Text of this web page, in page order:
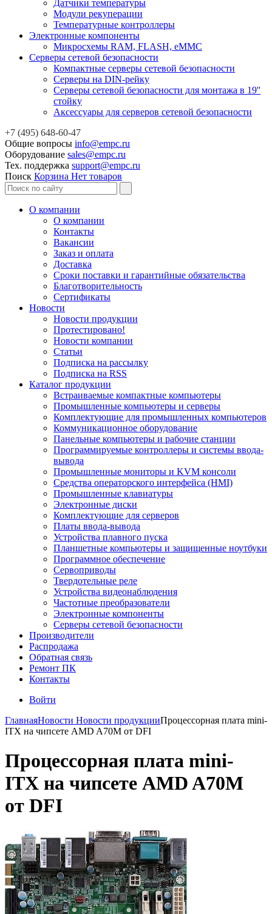
Датчики температуры
Модули рекуперации
Температурные контроллеры
Электронные компоненты
Микросхемы RAM, FLASH, eMMC
Серверы сетевой безопасности
Компактные серверы сетевой безопасности
Серверы на DIN-рейку
Серверы сетевой безопасности для монтажа в 19''
стойку
Аксессуары для серверов сетевой безопасности
+7 (495) 648-60-47
Общие вопросы info@empc.ru
Оборудование sales@empc.ru
Тех. поддержка support@empc.ru
Поиск Корзина Нет товаров
О компании
О компании
Контакты
Вакансии
Заказ и оплата
Доставка
Сроки поставки и гарантийные обязательства
Благотворительность
Сертификаты
Новости
Новости продукции
Протестировано!
Новости компании
Статьи
Подписка на рассылку
Подписка на RSS
Каталог продукции
Встраиваемые компактные компьютеры
Промышленные компьютеры и серверы
Комплектующие для промышленных компьютеров
Коммуникационное оборудование
Панельные компьютеры и рабочие станции
Программируемые контроллеры и системы ввода-
вывода
Промышленные мониторы и KVM консоли
Средства операторского интерфейса (HMI)
Промышленные клавиатуры
Электронные диски
Комплектующие для серверов
Платы ввода-вывода
Устройства плавного пуска
Планшетные компьютеры и защищенные ноутбуки
Программное обеспечение
Сервоприводы
Твердотельные реле
Устройства видеонаблюдения
Частотные преобразователи
Электронные компоненты
Серверы сетевой безопасности
Производители
Распродажа
Обратная связь
Ремонт ПК
Контакты
Войти
ГлавнаяНовости Новости продукцииПроцессорная плата mini-
ITX на чипсете AMD A70M от DFI
Процессорная плата mini-
ITX на чипсете AMD A70M
от DFI